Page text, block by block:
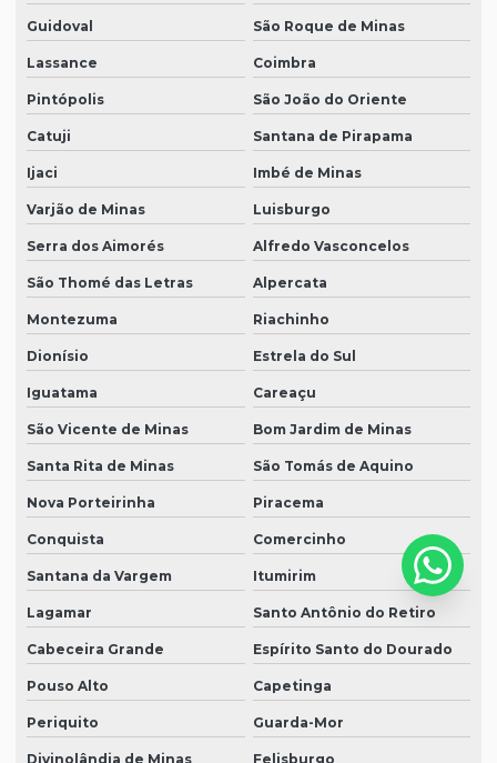
Guidoval São Roque de Minas
Lassance Coimbra
Pintópolis São João do Oriente
Catuji Santana de Pirapama
Ijaci Imbé de Minas
Varjão de Minas Luisburgo
Serra dos Aimorés Alfredo Vasconcelos
São Thomé das Letras Alpercata
Montezuma Riachinho
Dionísio Estrela do Sul
Iguatama Careaçu
São Vicente de Minas Bom Jardim de Minas
Santa Rita de Minas São Tomás de Aquino
Nova Porteirinha Piracema
Conquista Comercinho
Santana da Vargem Itumirim
Lagamar Santo Antônio do Retiro
Cabeceira Grande Espírito Santo do Dourado
Pouso Alto Capetinga
Periquito Guarda-Mor
Divinolândia de Minas Felisburgo